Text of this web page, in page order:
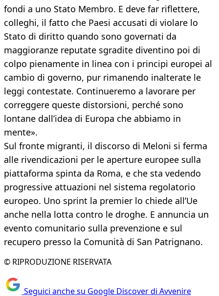
fondi a uno Stato Membro. E deve far riflettere,
colleghi, il fatto che Paesi accusati di violare lo
Stato di diritto quando sono governati da
maggioranze reputate sgradite diventino poi di
colpo pienamente in linea con i principi europei al
cambio di governo, pur rimanendo inalterate le
leggi contestate. Continueremo a lavorare per
correggere queste distorsioni, perché sono
lontane dall’idea di Europa che abbiamo in
mente».
Sul fronte migranti, il discorso di Meloni si ferma
alle rivendicazioni per le aperture europee sulla
piattaforma spinta da Roma, e che sta vedendo
progressive attuazioni nel sistema regolatorio
europeo. Uno sprint la premier lo chiede all’Ue
anche nella lotta contro le droghe. E annuncia un
evento comunitario sulla prevenzione e sul
recupero presso la Comunità di San Patrignano.
© RIPRODUZIONE RISERVATA
Seguici anche su Google Discover di Avvenire